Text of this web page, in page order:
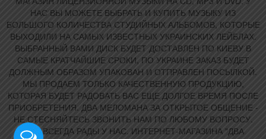
НАС ВЫ МОЖЕТЕ ВЫБРАТЬ И КУПИТЬ МУЗЫКУ ИЗ
БОЛЬШОГО КОЛИЧЕСТВА СТУДИЙНЫХ АЛЬБОМОВ, КОТОРЫЕ
ВЫХОДИЛИ НА САМЫХ ИЗВЕСТНЫХ УКРАИНСКИХ ЛЕЙБЛАХ.
ВЫБРАННЫЙ ВАМИ ДИСК БУДЕТ ДОСТАВЛЕН ПО КИЕВУ В
САМЫЕ КРАТЧАЙШИЕ СРОКИ, ПО УКРАИНЕ ЗАКАЗ БУДЕТ
ДОЛЖНЫМ ОБРАЗОМ УПАКОВАН И ОТПРАВЛЕН ПОСЫЛКОЙ.
МЫ ПРОДАЕМ ТОЛЬКО КАЧЕСТВЕННУЮ ПРОДУКЦИЮ,
КОТОРАЯ БУДЕТ РАДОВАТЬ ВАС ЕЩЕ ДОЛГОЕ ВРЕМЯ ПОСЛЕ
ПРИОБРЕТЕНИЯ. ДВА МЕЛОМАНА ЗА ОТКРЫТОЕ ОБЩЕНИЕ -
НЕ СТЕСНЯЙТЕСЬ ЗВОНИТЬ НАМ ПО ЛЮБОМУ ВОПРОСУ.
ВАМ ВСЕГДА РАДЫ У НАС. ИНТЕРНЕТ-МАГАЗИНА "ДВА